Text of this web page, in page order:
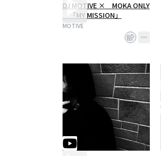
DJ MOTIVE × MOKA ONLY
「MY MISSION」
MOTIVE